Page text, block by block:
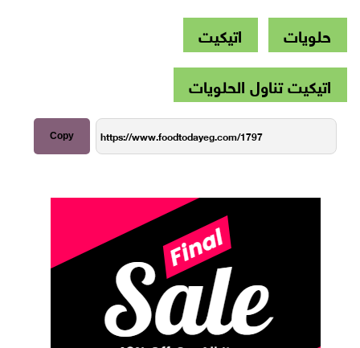
حلويات
اتيكيت
اتيكيت تناول الحلويات
Copy